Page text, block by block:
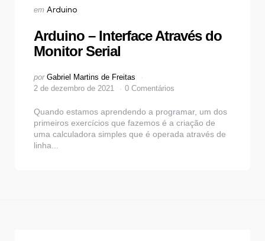
Categorias
Publicado
em Arduino
Arduino – Interface Através do
Monitor Serial
Postado
por
por Gabriel Martins de Freitas
2 de dezembro de 2021
0 Comentários
Quando estamos aprendendo a programar, um dos
primeiros exercícios que fazemos é a criação de
uma calculadora simples que é operada através de
linha...